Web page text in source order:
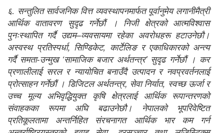
६. सन्तुलित सार्वजनिक वित्त व्यवस्थापनमार्फत पूर्वानुमेय लगानीमैत्री
आर्थिक वातावरण सुदृढ गर्नेछौं । निजी क्षेत्रको आत्मविश्वास
पुनःस्थापित गर्दै उद्यम–व्यवसायमा रहेका अवरोधहरू हटाउनेछौ।
अस्वस्थ प्रतिस्पर्धा, सिण्डिकेट, कार्टेलिङ र एकाधिकारको अन्त्य
गर्दै समता-उन्मुख ‘सामाजिक बजार अर्थतन्त्र’ सुदृढ गर्नेछौं । कर
प्रणालीलाई सरल र न्यायोचित बनाउँदै उत्पादन र नवप्रवर्तनलाई
प्रोत्साहन गर्नेछौं । डिजिटल अर्थतन्त्र, सेवा निर्यात, स्वच्छ ऊर्जा र
उच्च मूल्य अभिवृद्धियुक्त कृषि क्षेत्रलाई आर्थिक रूपान्तरणको
संवाहकका रूपमा अघि बढाउनेछौ। नेपालको भूपरिवेष्टित
प्रतिकूलतामा अन्तर्निहित संरचनागत आर्थिक भार कम गर्न